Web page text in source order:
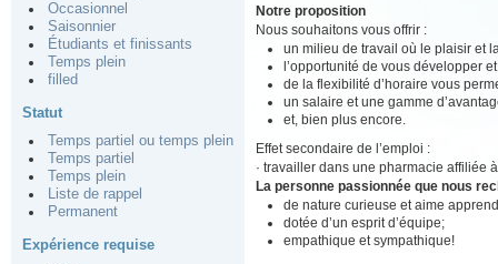
Occasionnel
Saisonnier
Étudiants et finissants
Temps plein
filled
Statut
Temps partiel ou temps plein
Temps partiel
Temps plein
Liste de rappel
Permanent
Expérience requise
Notre proposition
Nous souhaitons vous offrir :
un milieu de travail où le plaisir et
l’opportunité de vous développer
de la flexibilité d’horaire vous
un salaire et une gamme
et, bien plus encore.
Effet secondaire de l’emploi :
· travailler dans une pharmacie affiliée
La personne passionnée que nous
de nature curieuse et aime
dotée d’un esprit d’équipe;
empathique et sympathique!